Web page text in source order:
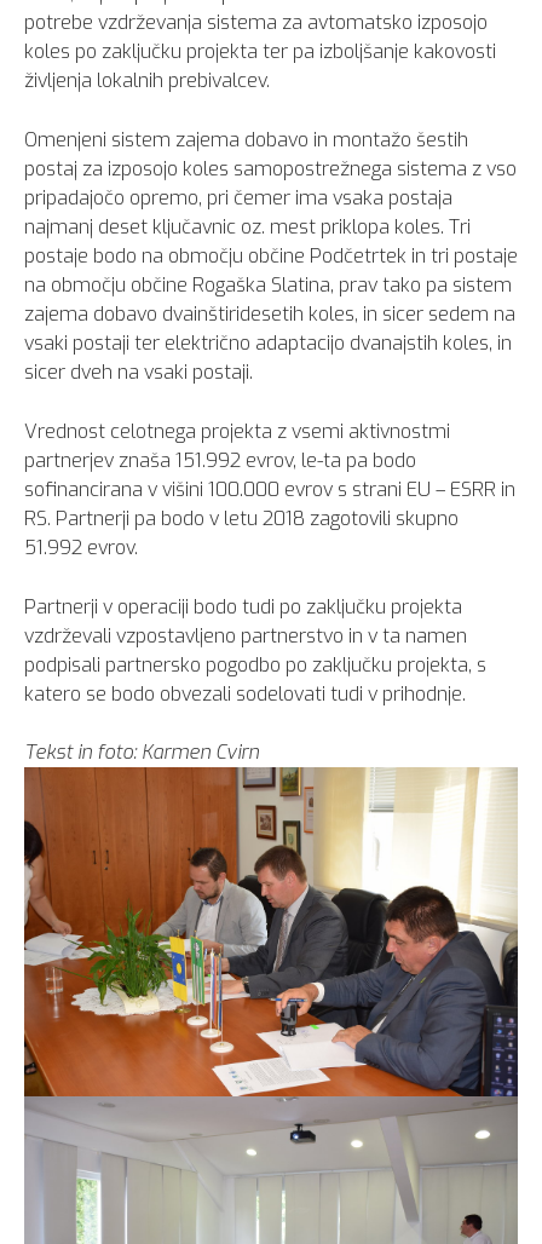
potrebe vzdrževanja sistema za avtomatsko izposojo
koles po zaključku projekta ter pa izboljšanje kakovosti
življenja lokalnih prebivalcev.
Omenjeni sistem zajema dobavo in montažo šestih
postaj za izposojo koles samopostrežnega sistema z vso
pripadajočo opremo, pri čemer ima vsaka postaja
najmanj deset ključavnic oz. mest priklopa koles. Tri
postaje bodo na območju občine Podčetrtek in tri postaje
na območju občine Rogaška Slatina, prav tako pa sistem
zajema dobavo dvainštiridesetih koles, in sicer sedem na
vsaki postaji ter električno adaptacijo dvanajstih koles, in
sicer dveh na vsaki postaji.
Vrednost celotnega projekta z vsemi aktivnostmi
partnerjev znaša 151.992 evrov, le-ta pa bodo
sofinancirana v višini 100.000 evrov s strani EU – ESRR in
RS. Partnerji pa bodo v letu 2018 zagotovili skupno
51.992 evrov.
Partnerji v operaciji bodo tudi po zaključku projekta
vzdrževali vzpostavljeno partnerstvo in v ta namen
podpisali partnersko pogodbo po zaključku projekta, s
katero se bodo obvezali sodelovati tudi v prihodnje.
Tekst in foto: Karmen Cvirn